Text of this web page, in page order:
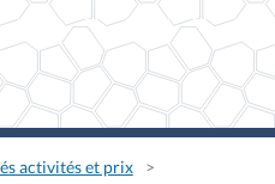
activités et prix